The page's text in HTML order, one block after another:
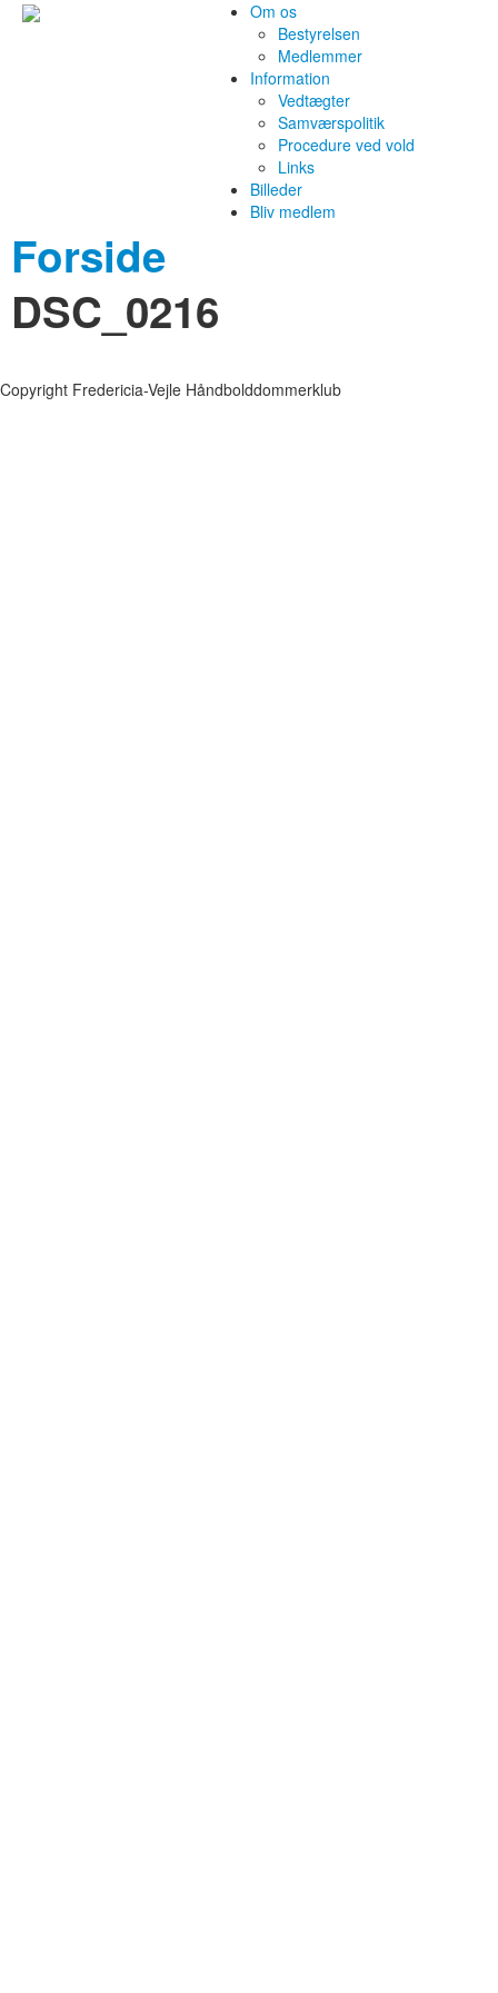
Om os
Bestyrelsen
Medlemmer
Information
Vedtægter
Samværspolitik
Procedure ved vold
Links
Billeder
Bliv medlem
Forside
DSC_0216
Copyright Fredericia-Vejle Håndbolddommerklub